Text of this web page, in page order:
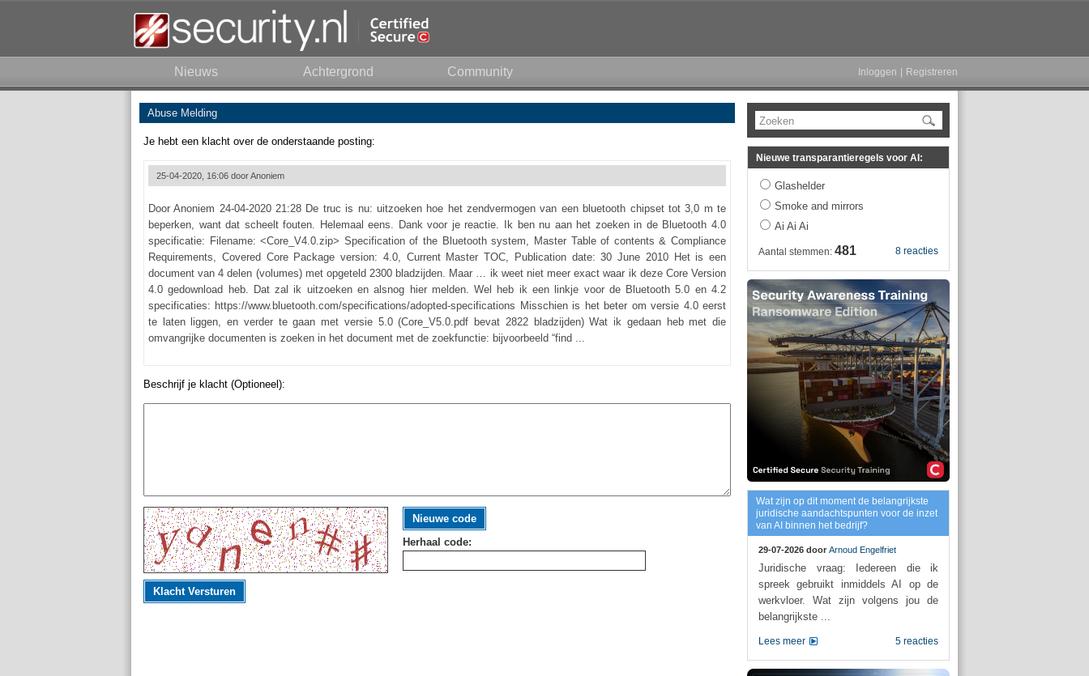
Nieuws Achtergrond Community Inloggen Registreren
Abuse Melding
Je hebt een klacht over de onderstaande posting:
25-04-2020, 16:06 doorAnoniem
Door Anoniem 24-04-2020 21:28 De truc is nu: uitzoeken hoe het zendvermogen van een bluetooth chipset tot 3,0 m te
beperken, want dat scheelt fouten. Helemaal eens. Dank voor je reactie. Ik ben nu aan het zoeken in de Bluetooth 4.0
specificatie: Filename: <Core_V4.0.zip> Specification of the Bluetooth system, Master Table of contents & Compliance
Requirements, Covered Core Package version: 4.0, Current Master TOC, Publication date: 30 June 2010 Het is een
document van 4 delen (volumes) met opgeteld 2300 bladzijden. Maar … ik weet niet meer exact waar ik deze Core Version
4.0 gedownload heb. Dat zal ik uitzoeken en alsnog hier melden. Wel heb ik een linkje voor de Bluetooth 5.0 en 4.2
specificaties: https://www.bluetooth.com/specifications/adopted-specifications Misschien is het beter om versie 4.0 eerst
te laten liggen, en verder te gaan met versie 5.0 (Core_V5.0.pdf bevat 2822 bladzijden) Wat ik gedaan heb met die
omvangrijke documenten is zoeken in het document met de zoekfunctie: bijvoorbeeld “find ...
Beschrijf je klacht (Optioneel):
Nieuwe code
Herhaal code:
Klacht Versturen
Zoeken
Nieuwe transparantieregels voor AI:
Glashelder
Smoke and mirrors
Ai Ai Ai
8 reacties
Aantal stemmen: 481
Wat zijn op dit moment de belangrijkste
juridische aandachtspunten voor de inzet
van AI binnen het bedrijf?
29-07-2026 door Arnoud Engelfriet
Juridische vraag: Iedereen die ik
spreek gebruikt inmiddels AI op de
werkvloer. Wat zijn volgens jou de
belangrijkste ...
5 reacties
Lees meer